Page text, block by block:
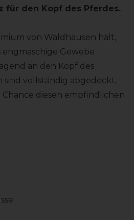
für den Kopf des Pferdes.
von Waldhausen hält,
engmaschige Gewebe
an den Kopf des
sind vollständig abgedeckt,
diesen empfindlichen